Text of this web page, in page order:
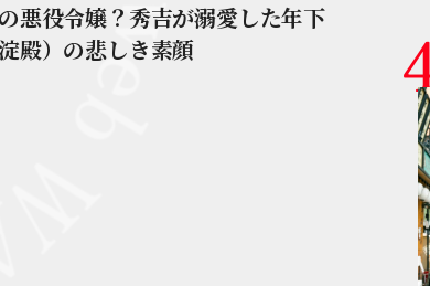
悪役令嬢？秀吉が溺愛した年下
殿）の悲しき素顔